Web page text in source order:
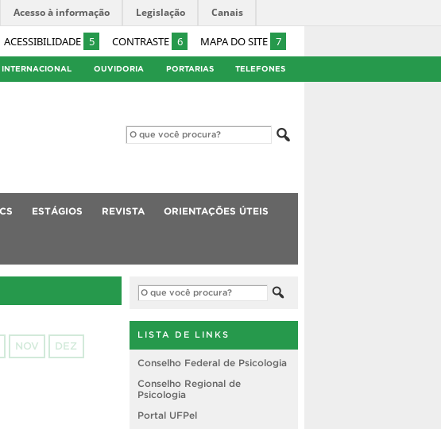
ACESSIBILIDADE 5 CONTRASTE 6 MAPA DO SITE 7
Acesso à informação Legislação Canais
INTERNACIONAL OUVIDORIA PORTARIAS TELEFONES
ESTÁGIOS REVISTA ORIENTAÇÕES ÚTEIS
NOV DEZ
LISTA DE LINKS
Conselho Federal de Psicologia
Conselho Regional de
Psicologia
Portal UFPel